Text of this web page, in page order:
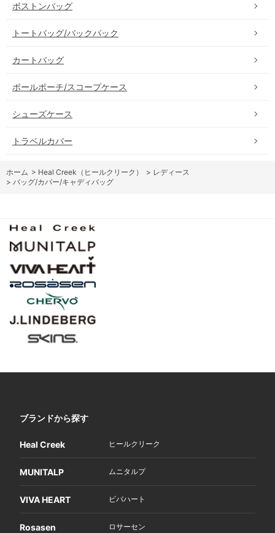
ボストンバッグ
トートバッグ/バックパック
カートバッグ
ボールポーチ/スコープケース
シューズケース
トラベルカバー
ホーム > Heal Creek（ヒールクリーク） > レディース
> バッグ/カバー/キャディバッグ
ブランドから探す
Heal Creek ヒールクリーク
MUNITALP ムニタルプ
VIVA HEART ビバハート
Rosasen ロサーセン